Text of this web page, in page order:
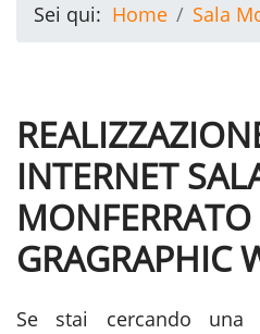
Sei qui: Home Sala
INTERNET
GRAGRAPHIC
Se stai cercando una